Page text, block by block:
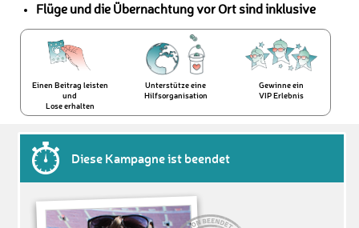
Flüge und die Übernachtung vor Ort sind inklusive
Einen Beitrag leisten
und
Lose erhalten
Unterstütze eine
Hilfsorganisation
Gewinne ein
VIP Erlebnis
Diese Kampagne ist beendet